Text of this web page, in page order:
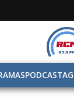
PODCAST